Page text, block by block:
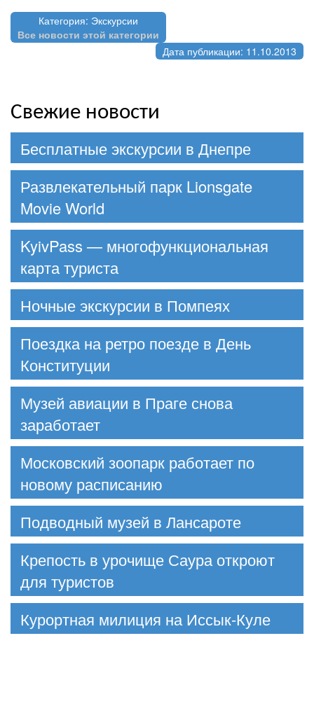
Категория: Экскурсии
Все новости этой категории
Дата публикации: 11.10.2013
Свежие новости
Бесплатные экскурсии в Днепре
Развлекательный парк Lionsgate
Movie World
KyivPass — многофункциональная
карта туриста
Ночные экскурсии в Помпеях
Поездка на ретро поезде в День
Конституции
Музей авиации в Праге снова
заработает
Московский зоопарк работает по
новому расписанию
Подводный музей в Лансароте
Крепость в урочище Саура откроют
для туристов
Курортная милиция на Иссык-Куле